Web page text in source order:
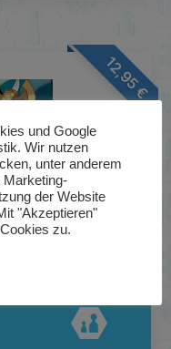
12,95
€
und Google
Wir nutzen
unter anderem
Marketing-
der Website
"Akzeptieren"
zu.